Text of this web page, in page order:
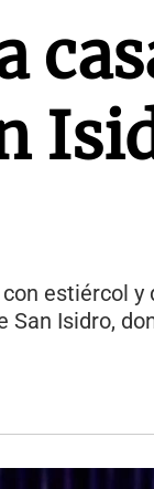
estiércol
San Isidro,